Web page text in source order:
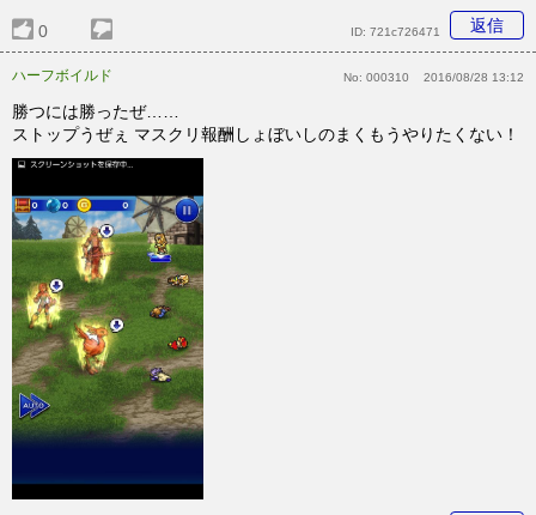
0 返信
ID: 721c726471
ハーフボイルド No: 000310 2016/08/28 13:12
勝つには勝ったぜ……
ストップうぜぇ マスクリ報酬しょぼいしのまくもうやりたくない！